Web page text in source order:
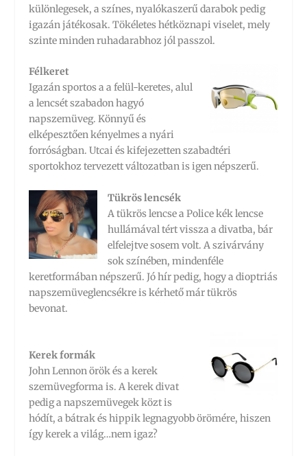
különlegesek, a színes, nyalókaszerű darabok pedig
igazán játékosak. Tökéletes hétköznapi viselet, mely
szinte minden ruhadarabhoz jól passzol.
Félkeret
Igazán sportos a a felül-keretes, alul
a lencsét szabadon hagyó
napszemüveg. Könnyű és
elképesztően kényelmes a nyári
forróságban. Utcai és kifejezetten szabadtéri
sportokhoz tervezett változatban is igen népszerű.
Tükrös lencsék
A tükrös lencse a Police kék lencse
hullámával tért vissza a divatba, bár
elfelejtve sosem volt. A szivárvány
sok színében, mindenféle
keretformában népszerű. Jó hír pedig, hogy a dioptriás
napszemüveglencsékre is kérhető már tükrös
bevonat.
Kerek formák
John Lennon örök és a kerek
szemüvegforma is. A kerek divat
pedig a napszemüvegek közt is
hódít, a bátrak és hippik legnagyobb örömére, hiszen
így kerek a világ…nem igaz?